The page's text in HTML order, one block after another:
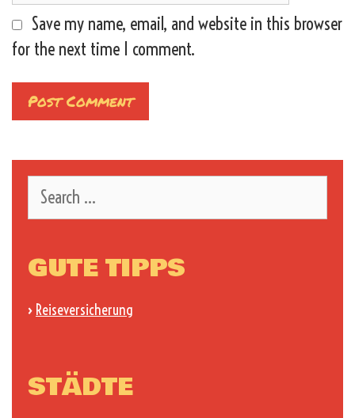
Save my name, email, and website in this browser
for the next time I comment.
for:
GUTE TIPPS
› Reiseversicherung
STÄDTE